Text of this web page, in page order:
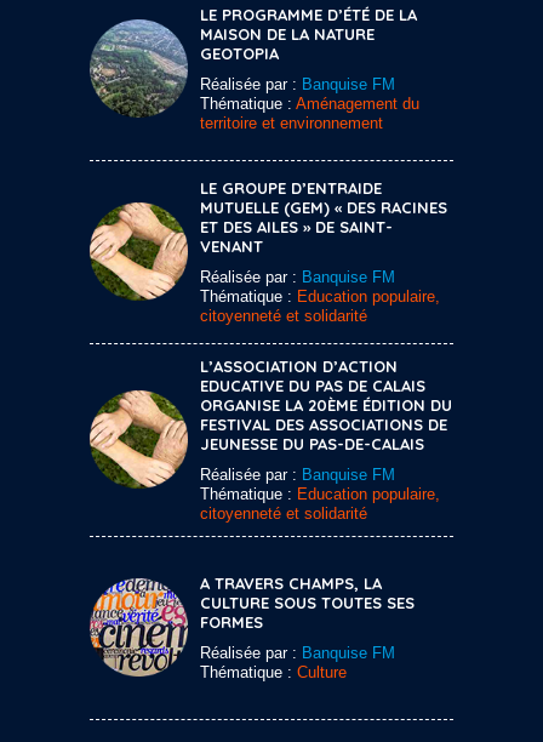
LE PROGRAMME D’ÉTÉ DE LA
MAISON DE LA NATURE
GEOTOPIA
Réalisée par : Banquise FM
Thématique : Aménagement du
territoire et environnement
LE GROUPE D’ENTRAIDE
MUTUELLE (GEM) « DES RACINES
ET DES AILES » DE SAINT-
VENANT
Réalisée par : Banquise FM
Thématique : Education populaire,
citoyenneté et solidarité
L’ASSOCIATION D’ACTION
EDUCATIVE DU PAS DE CALAIS
ORGANISE LA 20ÈME ÉDITION DU
FESTIVAL DES ASSOCIATIONS DE
JEUNESSE DU PAS-DE-CALAIS
Réalisée par : Banquise FM
Thématique : Education populaire,
citoyenneté et solidarité
A TRAVERS CHAMPS, LA
CULTURE SOUS TOUTES SES
FORMES
Réalisée par : Banquise FM
Thématique : Culture